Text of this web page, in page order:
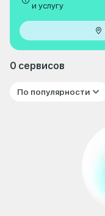
и услугу
0 сервисов
По популярности